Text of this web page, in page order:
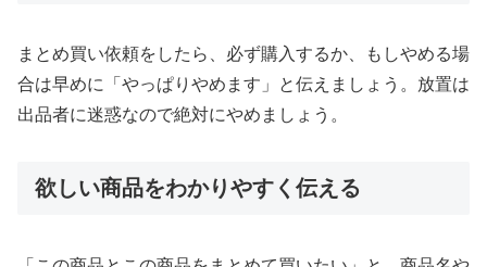
まとめ買い依頼をしたら、必ず購入するか、もしやめる場
合は早めに「やっぱりやめます」と伝えましょう。放置は
出品者に迷惑なので絶対にやめましょう。
欲しい商品をわかりやすく伝える